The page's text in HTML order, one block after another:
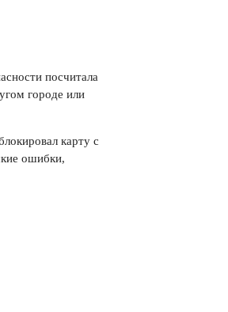
посчитала
городе или
карту с
ошибки,